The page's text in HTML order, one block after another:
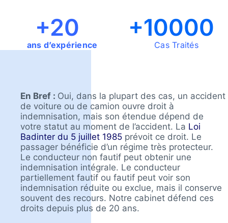
+20
ans d’expérience
+10000
Cas Traités
En Bref : Oui, dans la plupart des cas, un accident
de voiture ou de camion ouvre droit à
indemnisation, mais son étendue dépend de
votre statut au moment de l’accident. La Loi
Badinter du 5 juillet 1985 prévoit ce droit. Le
passager bénéficie d’un régime très protecteur.
Le conducteur non fautif peut obtenir une
indemnisation intégrale. Le conducteur
partiellement fautif ou fautif peut voir son
indemnisation réduite ou exclue, mais il conserve
souvent des recours. Notre cabinet défend ces
droits depuis plus de 20 ans.